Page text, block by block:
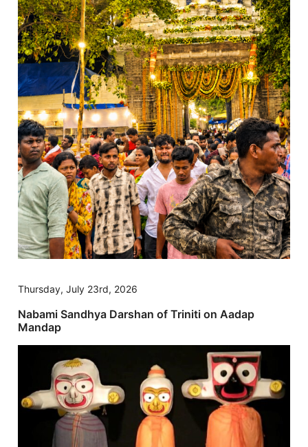
Thursday, July 23rd, 2026
Nabami Sandhya Darshan of Triniti on Aadap
Mandap